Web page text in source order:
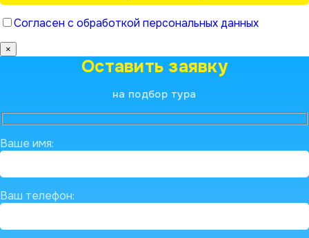
Согласен с обработкой персональных данных
×
Оставить заявку
на подбор тура
Ваше имя:
Ваш телефон: